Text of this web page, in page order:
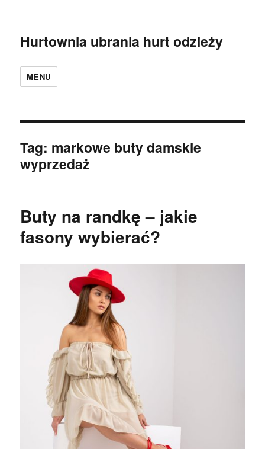
Hurtownia ubrania hurt odzieży
MENU
Tag: markowe buty damskie
wyprzedaż
Buty na randkę – jakie
fasony wybierać?